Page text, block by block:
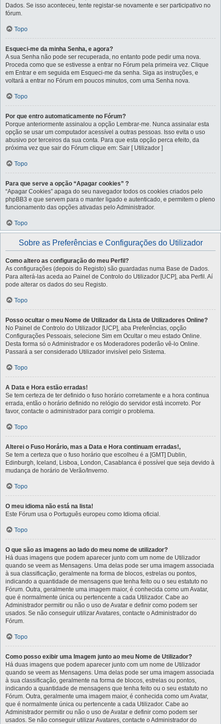
Dados. Se isso aconteceu, tente registar-se novamente e ser participativo no
fórum.
Topo
Esqueci-me da minha Senha, e agora?
A sua Senha não pode ser recuperada, no entanto pode pedir uma nova.
Proceda como que se estivesse a entrar no Fórum pela primeira vez. Clique
em Entrar e em seguida em Esqueci-me da senha. Siga as instruções, e
voltará a entrar no Fórum em poucos minutos, com uma Senha nova.
Topo
Por que entro automaticamente no Fórum?
Porque anteriormente assinalou a opção Lembrar-me. Nunca assinalar esta
opção se usar um computador acessível a outras pessoas. Isso evita o uso
abusivo por terceiros da sua conta. Para que esta opção perca efeito, da
próxima vez que sair do Fórum clique em: Sair [ Utilizador ]
Topo
Para que serve a opção “Apagar cookies” ?
“Apagar Cookies” apaga do seu navegador todos os cookies criados pelo
phpBB3 e que servem para o manter ligado e autenticado, e permitem o pleno
funcionamento das opções ativadas pelo Administrador.
Topo
Sobre as Preferências e Configurações do Utilizador
Como altero as configuração do meu Perfil?
As configurações (depois do Registo) são guardadas numa Base de Dados.
Para alterá-las aceda ao Painel de Controlo do Utilizador [UCP], aba Perfil. Aí
pode alterar os dados do seu Registo.
Topo
Posso ocultar o meu Nome de Utilizador da Lista de Utilizadores Online?
No Painel de Controlo do Utilizador [UCP], aba Preferências, opção
Configurações Pessoais, selecione Sim em Ocultar o meu estado Online.
Desta forma só o Administrador e os Moderadores poderão vê-lo Online.
Passará a ser considerado Utilizador invisível pelo Sistema.
Topo
A Data e Hora estão erradas!
Se tem certeza de ter definido o fuso horário corretamente e a hora continua
errada, então o horário definido no relógio do servidor está incorreto. Por
favor, contacte o administrador para corrigir o problema.
Topo
Alterei o Fuso Horário, mas a Data e Hora continuam erradas!,
Se tem a certeza que o fuso horário que escolheu é a [GMT] Dublin,
Edinburgh, Iceland, Lisboa, London, Casablanca é possível que seja devido à
mudança de horário de Verão/Inverno.
Topo
O meu idioma não está na lista!
Este Fórum usa o Português europeu como Idioma oficial.
Topo
O que são as imagens ao lado do meu nome de utilizador?
Há duas imagens que podem aparecer junto com um nome de Utilizador
quando se veem as Mensagens. Uma delas pode ser uma imagem associada
à sua classificação, geralmente na forma de blocos, estrelas ou pontos,
indicando a quantidade de mensagens que tenha feito ou o seu estatuto no
Fórum. Outra, geralmente uma imagem maior, é conhecida como um Avatar,
que é normalmente única ou pertencente a cada Utilizador. Cabe ao
Administrador permitir ou não o uso de Avatar e definir como podem ser
usados. Se não conseguir utilizar Avatares, contacte o Administrador do
Fórum.
Topo
Como posso exibir uma Imagem junto ao meu Nome de Utilizador?
Há duas imagens que podem aparecer junto com um nome de Utilizador
quando se veem as Mensagens. Uma delas pode ser uma imagem associada
à sua classificação, geralmente na forma de blocos, estrelas ou pontos,
indicando a quantidade de mensagens que tenha feito ou o seu estatuto no
Fórum. Outra, geralmente uma imagem maior, é conhecida como um Avatar,
que é normalmente única ou pertencente a cada Utilizador. Cabe ao
Administrador permitir ou não o uso de Avatar e definir como podem ser
usados. Se não conseguir utilizar Avatares, contacte o Administrador do